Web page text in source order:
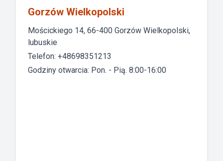
Gorzów Wielkopolski
Mościckiego 14, 66-400 Gorzów Wielkopolski,
lubuskie
Telefon: +48698351213
Godziny otwarcia: Pon. - Pią. 8:00-16:00